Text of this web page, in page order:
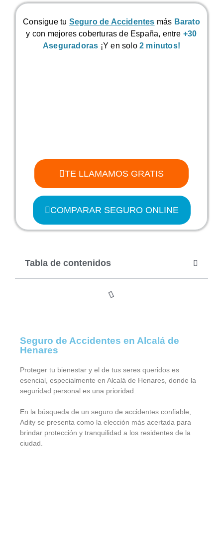
Seguro de Accidentes en Alcalá de
Henares
Proteger tu bienestar y el de tus seres queridos es
esencial, especialmente en Alcalá de Henares, donde la
seguridad personal es una prioridad.
En la búsqueda de un seguro de accidentes confiable,
Adity se presenta como la elección más acertada para
brindar protección y tranquilidad a los residentes de la
ciudad.
Consigue tu Seguro de Accidentes más Barato
y con mejores coberturas de España, entre +30
Aseguradoras ¡Y en solo 2 minutos!
TE LLAMAMOS GRATIS
COMPARAR SEGURO ONLINE
Tabla de contenidos